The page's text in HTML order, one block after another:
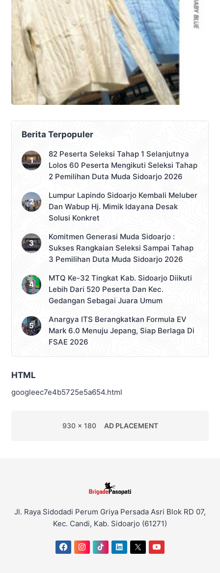
Berita Terpopuler
82 Peserta Seleksi Tahap 1 Selanjutnya
Lolos 60 Peserta Mengikuti Seleksi Tahap
2 Pemilihan Duta Muda Sidoarjo 2026
Lumpur Lapindo Sidoarjo Kembali Meluber
Dan Wabup Hj. Mimik Idayana Desak
Solusi Konkret
Komitmen Generasi Muda Sidoarjo :
Sukses Rangkaian Seleksi Sampai Tahap
3 Pemilihan Duta Muda Sidoarjo 2026
MTQ Ke-32 Tingkat Kab. Sidoarjo Diikuti
Lebih Dari 520 Peserta Dan Kec.
Gedangan Sebagai Juara Umum
Anargya ITS Berangkatkan Formula EV
Mark 6.0 Menuju Jepang, Siap Berlaga Di
FSAE 2026
HTML
googleec7e4b5725e5a654.html
930 x 180 AD PLACEMENT
Jl. Raya Sidodadi Perum Griya Persada Asri Blok RD 07,
Kec. Candi, Kab. Sidoarjo (61271)